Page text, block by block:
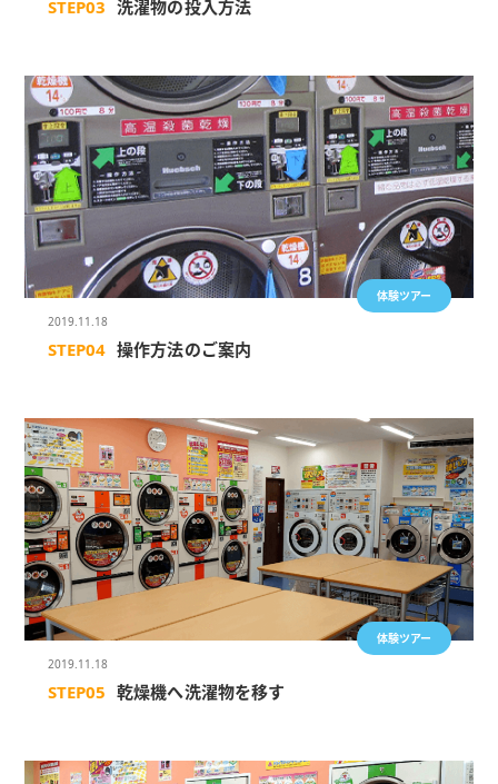
STEP03 洗濯物の投入方法
体験ツアー
2019.11.18
STEP04 操作方法のご案内
体験ツアー
2019.11.18
STEP05 乾燥機へ洗濯物を移す